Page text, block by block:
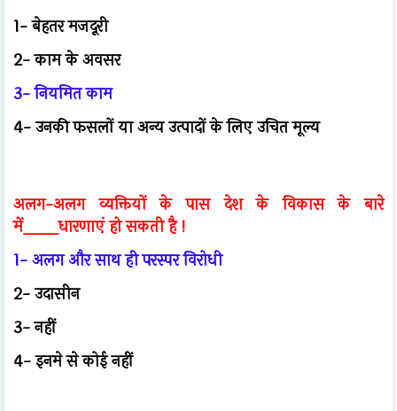
1- बेहतर मजदूरी
2- काम के अवसर
3- नियमित काम
4- उनकी फसलों या अन्य उत्पादों के लिए उचित मूल्य
अलग-अलग व्यक्तियों के पास देश के विकास के बारे
में____धारणाएं हो सकती है !
1- अलग और साथ ही परस्पर विरोधी
2- उदासीन
3- नहीं
4- इनमे से कोई नहीं